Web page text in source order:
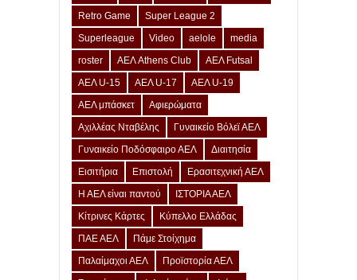
Retro Game
Super League 2
Superleague
Video aelole
media
roster
ΑΕΛ Athens Club
ΑΕΛ Futsal
ΑΕΛ U-15
ΑΕΛ U-17
ΑΕΛ U-19
ΑΕΛ μπάσκετ
Αφιερώματα
Αχιλλέας Νταβέλης
Γυναικείο Βόλεϊ ΑΕΛ
Γυναικείο Ποδόσφαιρο ΑΕΛ
Διαιτησία
Εισιτήρια
Επιστολή
Ερασιτεχνική ΑΕΛ
Η ΑΕΛ είναι παντού
ΙΣΤΟΡΙΑ ΑΕΛ
Κίτρινες Κάρτες
Κύπελλο Ελλάδας
ΠΑΕ ΑΕΛ
Πάμε Στοίχημα
Παλαίμαχοι ΑΕΛ
Προϊστορία ΑΕΛ